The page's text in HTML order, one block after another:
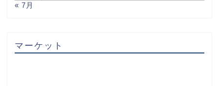
« 7月
マーケット